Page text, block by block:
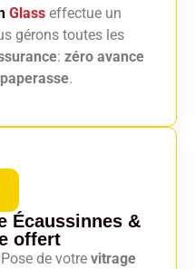
Glass effectue un
gérons toutes les
: zéro avance
.
Écaussinnes &
offert
de votre vitrage